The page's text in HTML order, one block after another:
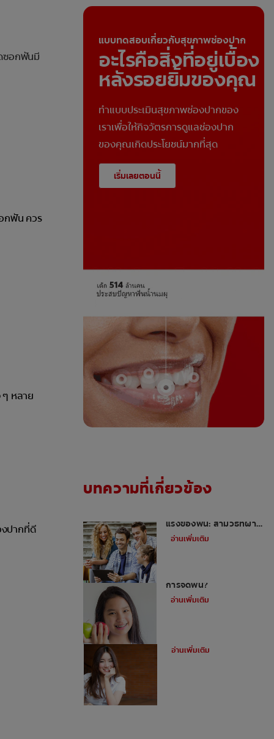
ซอกฟันมี
กฟัน ควร
ๆ หลาย
ปากที่ดี
แบบทดสอบเกี่ยวกับสุขภาพช่องปาก
อะไรคือสิ่งที่อยู่เบื้อง
หลังรอยยิ้มของคุณ
ทำแบบประเมินสุขภาพช่องปากของ
เราเพื่อให้กิจวัตรการดูแลช่องปาก
ของคุณเกิดประโยชน์มากที่สุด
เริ่มเลยตอนนี้
บทความที่เกี่ยวข้อง
แรงของฟัน: สามวิธีที่ผ่าน
การพิสูจน์แล้ว
อ่านเพิ่มเติม
การจัดฟัน?
อ่านเพิ่มเติม
อ่านเพิ่มเติม